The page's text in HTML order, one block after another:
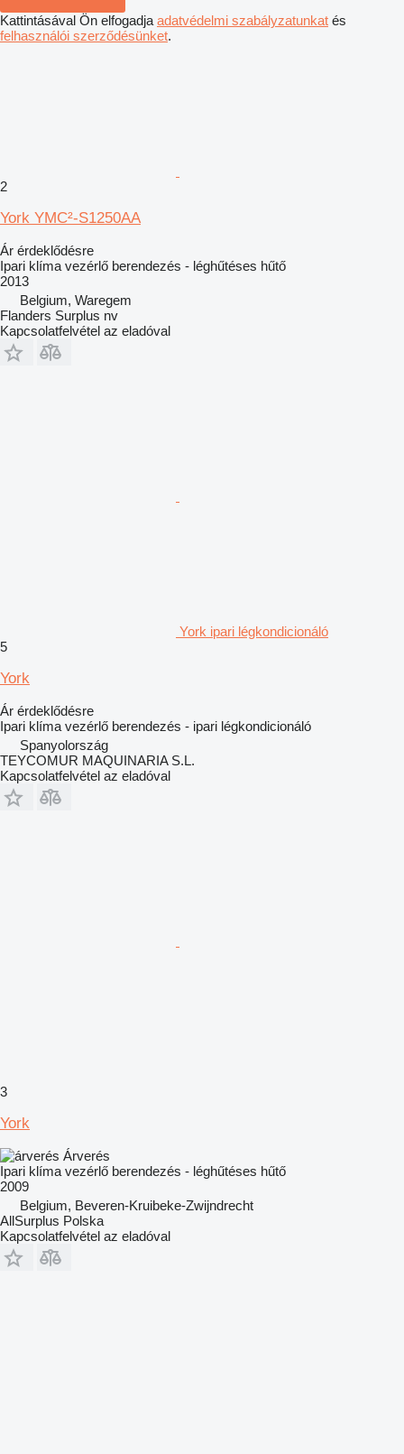
Kattintásával Ön elfogadja adatvédelmi szabályzatunkat és
felhasználói szerződésünket.
2
York YMC²-S1250AA
Ár érdeklődésre
Ipari klíma vezérlő berendezés - léghűtéses hűtő
2013
Belgium, Waregem
Flanders Surplus nv
Kapcsolatfelvétel az eladóval
York ipari légkondicionáló
5
York
Ár érdeklődésre
Ipari klíma vezérlő berendezés - ipari légkondicionáló
Spanyolország
TEYCOMUR MAQUINARIA S.L.
Kapcsolatfelvétel az eladóval
3
York
Árverés
Ipari klíma vezérlő berendezés - léghűtéses hűtő
2009
Belgium, Beveren-Kruibeke-Zwijndrecht
AllSurplus Polska
Kapcsolatfelvétel az eladóval